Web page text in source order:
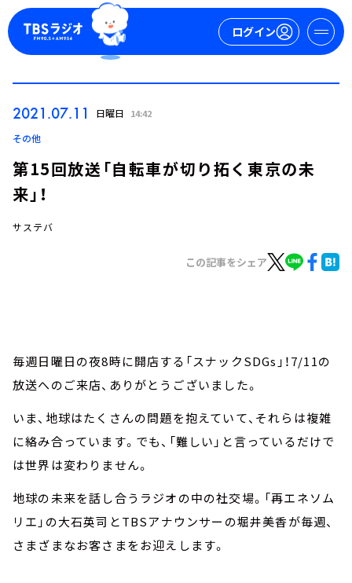
ログイン
お知らせ
イベント・グッズ
会社情報
2021.07.11 日曜日 14:42
その他
第15回放送「自転車が切り拓く東京の未
来」！
サステバ
この記事をシェア
毎週日曜日の夜8時に開店する「スナックSDGs」！7/11の
放送へのご来店、ありがとうございました。
いま、地球はたくさんの問題を抱えていて、それらは複雑
に絡み合っています。でも、「難しい」と言っているだけで
は世界は変わりません。
地球の未来を話し合うラジオの中の社交場。「再エネソム
リエ」の大石英司とTBSアナウンサーの堀井美香が毎週、
さまざまなお客さまをお迎えします。